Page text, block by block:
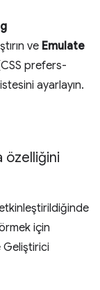
ve Emulate
prefers-
ayarlayın.
özelliğini
için